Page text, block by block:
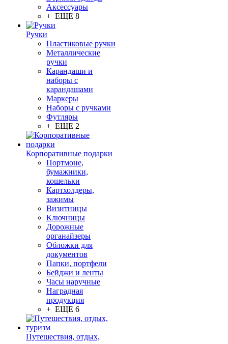
Аксессуары
+ ЕЩЕ 8
Ручки
Пластиковые ручки
Металлические
ручки
Карандаши и
наборы с
карандашами
Маркеры
Наборы с ручками
Футляры
+ ЕЩЕ 2
Корпоративные подарки
Портмоне,
бумажники,
кошельки
Картхолдеры,
зажимы
Визитницы
Ключницы
Дорожные
органайзеры
Обложки для
документов
Папки, портфели
Бейджи и ленты
Часы наручные
Наградная
продукция
+ ЕЩЕ 6
Путешествия, отдых,